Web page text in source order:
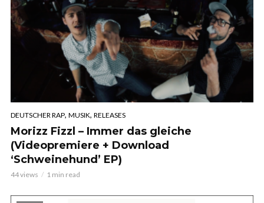
DEUTSCHER RAP, MUSIK, RELEASES
Morizz Fizzl – Immer das gleiche
(Videopremiere + Download
‘Schweinehund’ EP)
44 views 1 min read